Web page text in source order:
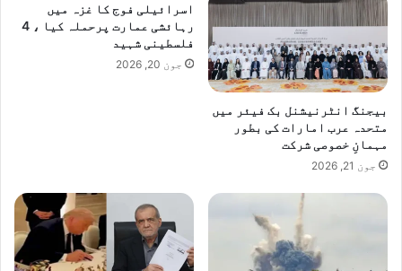
بیجنگ انٹرنیشنل بک فیئر میں
متحدہ عرب امارات کی بطور
مہمانِ خصوصی شرکت
جون 21, 2026
اسرائیلی فوج کا غزہ میں
رہائشی عمارت پرحملہ کیا ، 4
فلسطینی شہید
جون 20, 2026